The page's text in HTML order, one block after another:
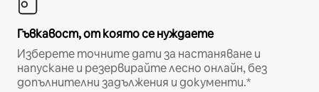
Гъвкавост, от която се нуждаете
Изберете точните дати за настаняване и
напускане и резервирайте лесно онлайн, без
допълнителни задължения и документи.*